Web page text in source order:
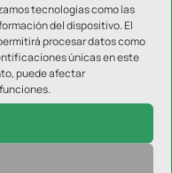
tecnologías como las
del dispositivo. El
procesar datos como
únicas en este
puede afectar